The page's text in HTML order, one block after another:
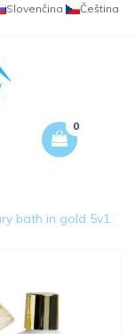
Čeština
Slovenčina
0
bath in gold 5v1